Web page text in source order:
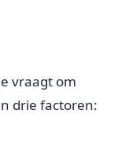
vraagt om
drie factoren: